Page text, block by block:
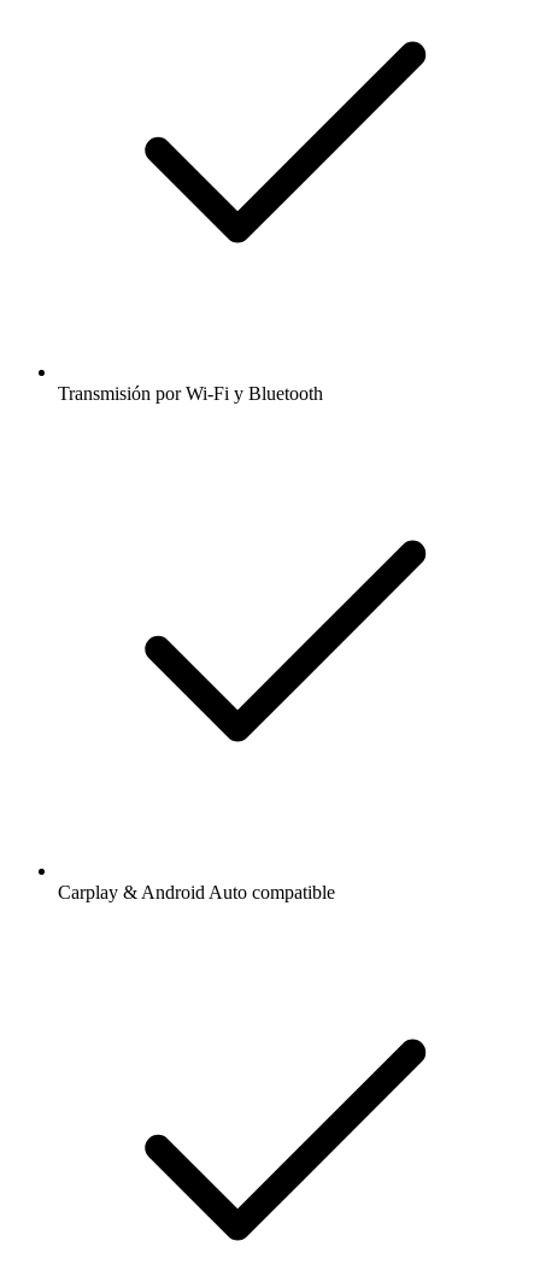
Transmisión por Wi-Fi y Bluetooth
Carplay & Android Auto compatible